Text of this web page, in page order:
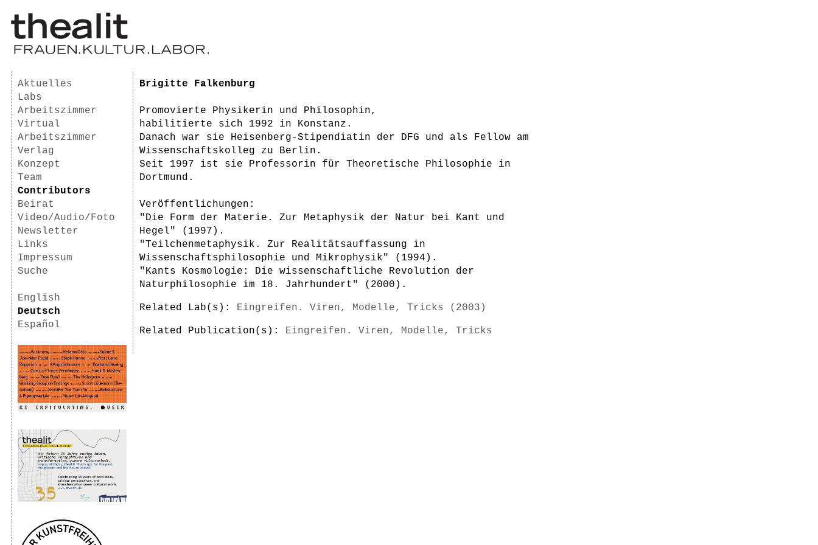
Aktuelles
Labs
Arbeitszimmer
Virtual
Arbeitszimmer
Verlag
Konzept
Team
Contributors
Beirat
Video/Audio/Foto
Newsletter
Links
Impressum
Suche
English
Deutsch
Español
Brigitte Falkenburg
Promovierte Physikerin und Philosophin,
habilitierte sich 1992 in Konstanz.
Danach war sie Heisenberg-Stipendiatin der DFG und als Fellow am
Wissenschaftskolleg zu Berlin.
Seit 1997 ist sie Professorin für Theoretische Philosophie in
Dortmund.
Veröffentlichungen:
"Die Form der Materie. Zur Metaphysik der Natur bei Kant und
Hegel" (1997).
"Teilchenmetaphysik. Zur Realitätsauffassung in
Wissenschaftsphilosophie und Mikrophysik" (1994).
"Kants Kosmologie: Die wissenschaftliche Revolution der
Naturphilosophie im 18. Jahrhundert" (2000).
Related Lab(s): Eingreifen. Viren, Modelle, Tricks (2003)
Related Publication(s): Eingreifen. Viren, Modelle, Tricks